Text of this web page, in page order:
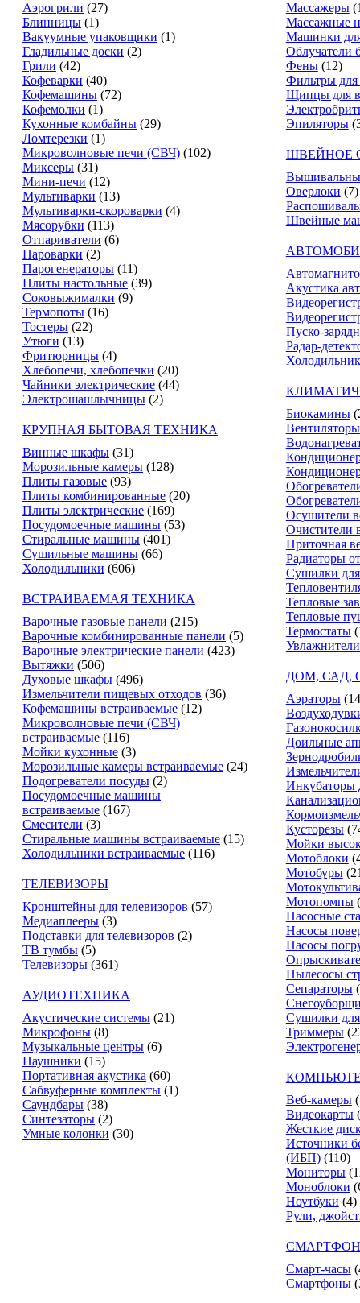
Аэрогрили (27)
Блинницы (1)
Вакуумные упаковщики (1)
Гладильные доски (2)
Грили (42)
Кофеварки (40)
Кофемашины (72)
Кофемолки (1)
Кухонные комбайны (29)
Ломтерезки (1)
Микроволновые печи (СВЧ) (102)
Миксеры (31)
Мини-печи (12)
Мультиварки (13)
Мультиварки-скороварки (4)
Мясорубки (113)
Отпариватели (6)
Пароварки (2)
Парогенераторы (11)
Плиты настольные (39)
Соковыжималки (9)
Термопоты (16)
Тостеры (22)
Утюги (13)
Фритюрницы (4)
Хлебопечи, хлебопечки (20)
Чайники электрические (44)
Электрошашлычницы (2)
КРУПНАЯ БЫТОВАЯ ТЕХНИКА
Винные шкафы (31)
Морозильные камеры (128)
Плиты газовые (93)
Плиты комбинированные (20)
Плиты электрические (169)
Посудомоечные машины (53)
Стиральные машины (401)
Сушильные машины (66)
Холодильники (606)
ВСТРАИВАЕМАЯ ТЕХНИКА
Варочные газовые панели (215)
Варочные комбинированные панели (5)
Варочные электрические панели (423)
Вытяжки (506)
Духовые шкафы (496)
Измельчители пищевых отходов (36)
Кофемашины встраиваемые (12)
Микроволновые печи (СВЧ)
встраиваемые (116)
Мойки кухонные (3)
Морозильные камеры встраиваемые (24)
Подогреватели посуды (2)
Посудомоечные машины
встраиваемые (167)
Смесители (3)
Стиральные машины встраиваемые (15)
Холодильники встраиваемые (116)
ТЕЛЕВИЗОРЫ
Кронштейны для телевизоров (57)
Медиаплееры (3)
Подставки для телевизоров (2)
ТВ тумбы (5)
Телевизоры (361)
АУДИОТЕХНИКА
Акустические системы (21)
Микрофоны (8)
Музыкальные центры (6)
Наушники (15)
Портативная акустика (60)
Сабвуферные комплекты (1)
Саундбары (38)
Синтезаторы (2)
Умные колонки (30)
Массажеры
Массажные
Машинки
Облучатели
Фены (12)
Фильтры
Щипцы для
Эпиляторы
ШВЕЙНОЕ
Оверлоки (7)
Швейные
Акустика
Пуско-
Радар-
Биокамины
Вентиляторы
Осушители
Очистители
Приточная
Радиаторы
Сушилки
Тепловые
Тепловые
Термостаты
ДОМ, САД,
Аэраторы
Доильные
Инкубаторы
Кусторезы
Мойки
Мотоблоки
Мотобуры
Мотопомпы
Насосные
Насосы
Насосы
Пылесосы
Сепараторы
Сушилки
Триммеры
Веб-камеры
Видеокарты
Жесткие
Источники
(ИБП) (110)
Мониторы
Моноблоки
Ноутбуки (4)
Рули,
Смарт-часы
Смартфоны